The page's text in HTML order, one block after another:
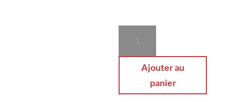
La
Gorges
Ajouter au
panier